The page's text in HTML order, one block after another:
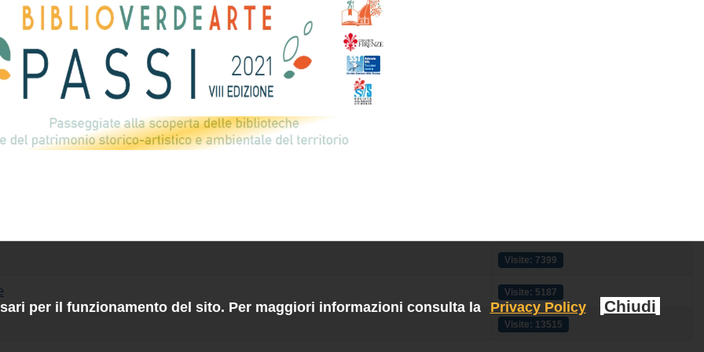
Visite: 7399
Visite: 5187
Visite: 13515
per il funzionamento del sito. Per maggiori informazioni consulta la Privacy Policy Chiudi